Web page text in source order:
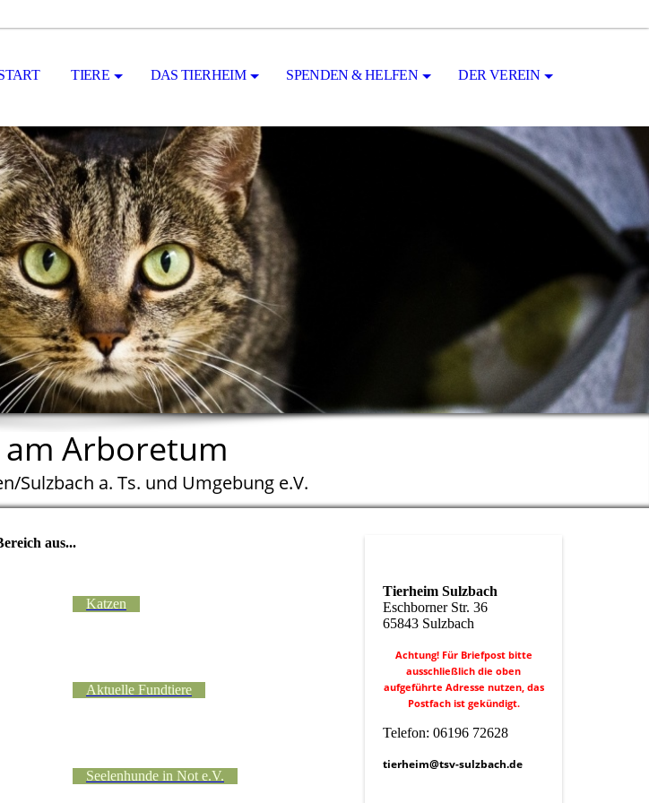
TIERE DAS TIERHEIM SPENDEN & HELFEN DER VEREIN
Arboretum
Sulzbach a. Ts. und Umgebung e.V.
aus...
Katzen
Aktuelle Fundtiere
Seelenhunde in Not e.V.
Tierheim Sulzbach
Eschborner Str. 36
65843 Sulzbach
Achtung! Für Briefpost bitte
ausschließlich die oben
aufgeführte Adresse nutzen, das
Postfach ist gekündigt.
Telefon: 06196 72628
tierheim@tsv-sulzbach.de